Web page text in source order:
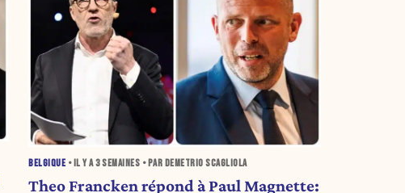
BELGIQUE • IL Y A3 SEMAINES • PAR DEMETRIO SCAGLIOLA
Theo Francken répond à Paul Magnette: